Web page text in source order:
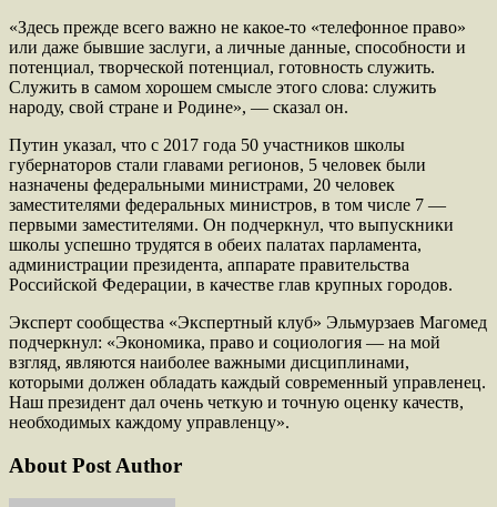
«Здесь прежде всего важно не какое-то «телефонное право»
или даже бывшие заслуги, а личные данные, способности и
потенциал, творческой потенциал, готовность служить.
Служить в самом хорошем смысле этого слова: служить
народу, свой стране и Родине», — сказал он.
Путин указал, что с 2017 года 50 участников школы
губернаторов стали главами регионов, 5 человек были
назначены федеральными министрами, 20 человек
заместителями федеральных министров, в том числе 7 —
первыми заместителями. Он подчеркнул, что выпускники
школы успешно трудятся в обеих палатах парламента,
администрации президента, аппарате правительства
Российской Федерации, в качестве глав крупных городов.
Эксперт сообщества «Экспертный клуб» Эльмурзаев Магомед
подчеркнул: «Экономика, право и социология — на мой
взгляд, являются наиболее важными дисциплинами,
которыми должен обладать каждый современный управленец.
Наш президент дал очень четкую и точную оценку качеств,
необходимых каждому управленцу».
About Post Author